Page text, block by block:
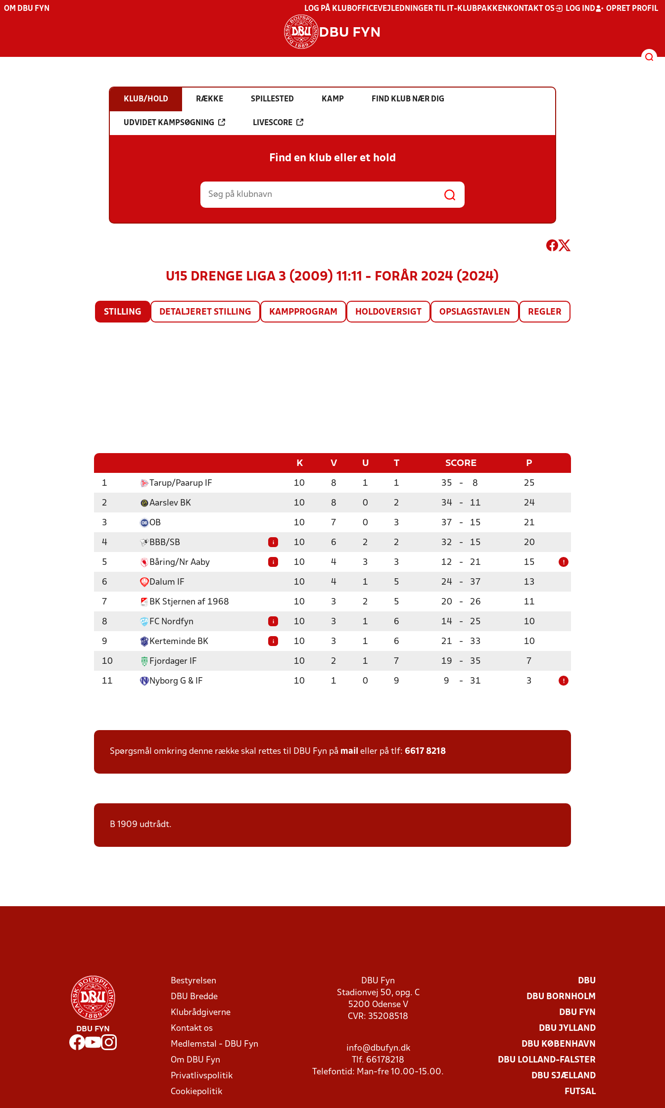
OM DBU FYN LOG PÅ KLUBOFFICEVEJLEDNINGER TIL IT-KLUBPAKKEN KONTAKT OS LOG IND OPRET PROFIL
DBU FYN
KLUB/HOLD RÆKKE SPILLESTED KAMP FIND KLUB NÆR DIG
UDVIDET KAMPSØGNING LIVESCORE
Find en klub eller et hold
U15 DRENGE LIGA 3 (2009) 11:11 - FORÅR 2024 (2024)
STILLING DETALJERET STILLING KAMPPROGRAM HOLDOVERSIGT OPSLAGSTAVLEN REGLER
K V U T SCORE P
1 Tarup/Paarup IF 10 8 1 1 35 - 8 25
2 Aarslev BK 10 8 0 2 34 - 11 24
3 OB 10 7 0 3 37 - 15 21
4 BBB/SB i 10 6 2 2 32 - 15 20
5 Båring/Nr Aaby i 10 4 3 3 12 - 21 15 !
6 Dalum IF 10 4 1 5 24 - 37 13
7 BK Stjernen af 1968 10 3 2 5 20 - 26 11
8 FC Nordfyn i 10 3 1 6 14 - 25 10
9 Kerteminde BK i 10 3 1 6 21 - 33 10
10 Fjordager IF 10 2 1 7 19 - 35 7
11 Nyborg G & IF 10 1 0 9 9 - 31 3 !
Spørgsmål omkring denne række skal rettes til DBU Fyn på mail eller på tlf: 6617 8218
B 1909 udtrådt.
DBU FYN
Bestyrelsen
DBU Bredde
Klubrådgiverne
Kontakt os
Medlemstal - DBU Fyn
Om DBU Fyn
Privatlivspolitik
Cookiepolitik
DBU Fyn
Stadionvej 50, opg. C
5200 Odense V
CVR: 35208518
info@dbufyn.dk
Tlf. 66178218
Telefontid: Man-fre 10.00-15.00.
DBU
DBU BORNHOLM
DBU FYN
DBU JYLLAND
DBU KØBENHAVN
DBU LOLLAND-FALSTER
DBU SJÆLLAND
FUTSAL